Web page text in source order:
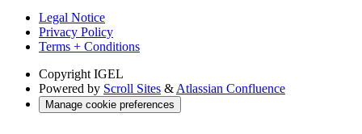
Legal Notice
Privacy Policy
Terms + Conditions
Copyright IGEL
Powered by Scroll Sites & Atlassian Confluence
Manage cookie preferences